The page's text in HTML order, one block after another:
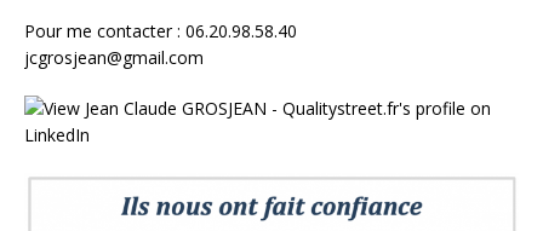
Pour me contacter : 06.20.98.58.40
jcgrosjean@gmail.com